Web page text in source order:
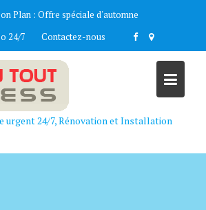
Plan : Offre spéciale d'automne
24/7
Contactez-nous
urgent 24/7, Rénovation et Installation